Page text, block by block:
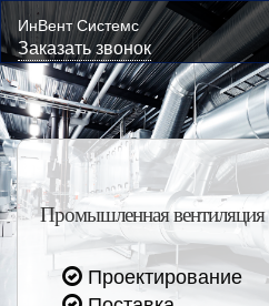
ИнВент Системс
Заказать звонок
Промышленная вентиляция
Проектирование